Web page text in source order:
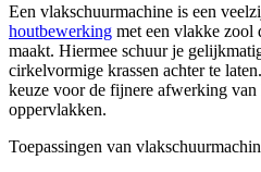
Een vlakschuurmachine is een
houtbewerking met een vlakke zool
maakt. Hiermee schuur je
cirkelvormige krassen achter te
keuze voor de fijnere afwerking
oppervlakken.
Toepassingen van